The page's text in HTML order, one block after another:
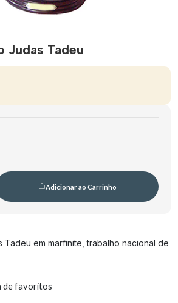
Judas Tadeu
Adicionar ao Carrinho
Tadeu em marfinite, trabalho nacional de
de favoritos